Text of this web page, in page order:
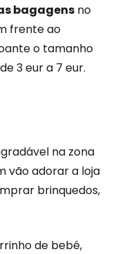
bagagens no
frente ao
o tamanho
3 eura 7 eur.
na zona
vão adorar a loja
brinquedos,
de bebé,